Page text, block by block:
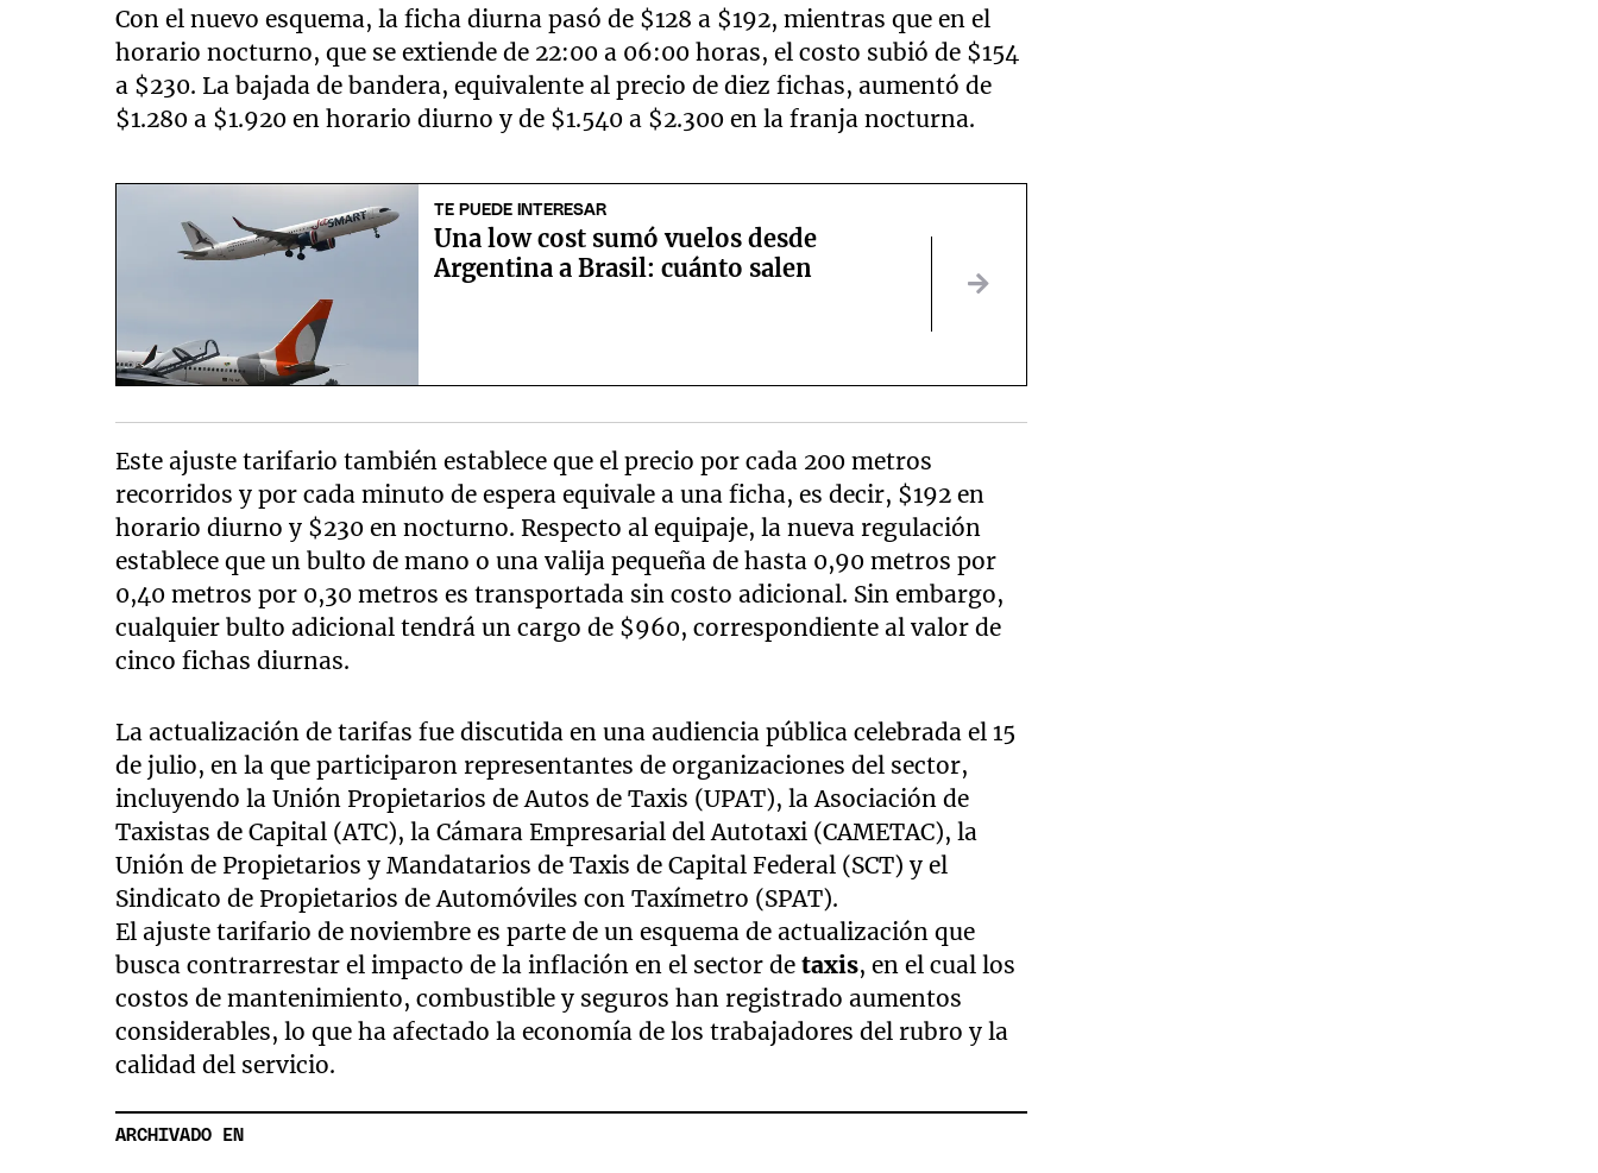
Con el nuevo esquema, la ficha diurna pasó de $128 a $192, mientras que en el
horario nocturno, que se extiende de 22:00 a 06:00 horas, el costo subió de $154
a $230. La bajada de bandera, equivalente al precio de diez fichas, aumentó de
$1.280 a $1.920 en horario diurno y de $1.540 a $2.300 en la franja nocturna.
TE PUEDE INTERESAR
Una low cost sumó vuelos desde
Argentina a Brasil: cuánto salen
Este ajuste tarifario también establece que el precio por cada 200 metros
recorridos y por cada minuto de espera equivale a una ficha, es decir, $192 en
horario diurno y $230 en nocturno. Respecto al equipaje, la nueva regulación
establece que un bulto de mano o una valija pequeña de hasta 0,90 metros por
0,40 metros por 0,30 metros es transportada sin costo adicional. Sin embargo,
cualquier bulto adicional tendrá un cargo de $960, correspondiente al valor de
cinco fichas diurnas.
La actualización de tarifas fue discutida en una audiencia pública celebrada el 15
de julio, en la que participaron representantes de organizaciones del sector,
incluyendo la Unión Propietarios de Autos de Taxis (UPAT), la Asociación de
Taxistas de Capital (ATC), la Cámara Empresarial del Autotaxi (CAMETAC), la
Unión de Propietarios y Mandatarios de Taxis de Capital Federal (SCT) y el
Sindicato de Propietarios de Automóviles con Taxímetro (SPAT).
El ajuste tarifario de noviembre es parte de un esquema de actualización que
busca contrarrestar el impacto de la inflación en el sector detaxis, en el cual los
costos de mantenimiento, combustible y seguros han registrado aumentos
considerables, lo que ha afectado la economía de los trabajadores del rubro y la
calidad del servicio.
ARCHIVADO EN